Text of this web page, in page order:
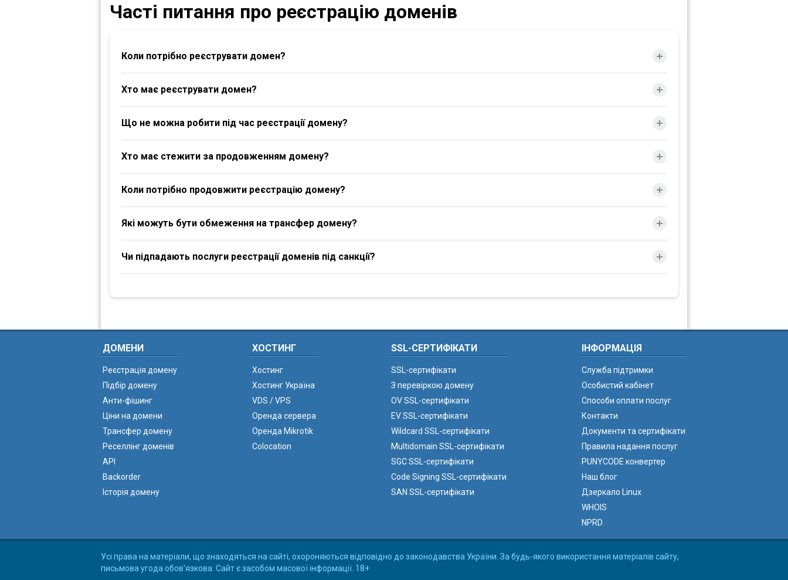
Часті питання про реєстрацію доменів
Коли потрібно реєструвати домен?
Хто має реєструвати домен?
Що не можна робити під час реєстрації домену?
Хто має стежити за продовженням домену?
Коли потрібно продовжити реєстрацію домену?
Які можуть бути обмеження на трансфер домену?
Чи підпадають послуги реєстрації доменів під санкції?
ДОМЕНИ
Реєстрація домену
Підбір домену
Анти-фішинг
Ціни на домени
Трансфер домену
Реселлінг доменів
API
Backorder
Історія домену
ХОСТИНГ
Хостинг
Хостинг Україна
VDS / VPS
Оренда сервера
Оренда Mikrotik
Colocation
SSL-СЕРТИФІКАТИ
SSL-сертифікати
З перевіркою домену
OV SSL-сертифікати
EV SSL-сертифікати
Wildcard SSL-сертифікати
Multidomain SSL-сертифікати
SGC SSL-сертифікати
Code Signing SSL-сертифікати
SAN SSL-сертифікати
ІНФОРМАЦІЯ
Служба підтримки
Особистий кабінет
Способи оплати послуг
Контакти
Документи та сертифікати
Правила надання послуг
PUNYCODE конвертер
Наш блог
Дзеркало Linux
WHOIS
NPRD
Усі права на матеріали, що знаходяться на сайті, охороняються відповідно до законодавства України. За будь-якого використання матеріалів сайту,
письмова угода обов'язкова. Сайт є засобом масової інформації. 18+